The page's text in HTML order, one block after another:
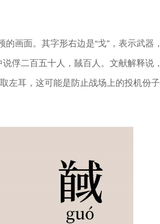
画面。其字形右边是“戈”，表示武器，
俘二百五十人，馘百人。文献解释说，
左耳，这可能是防止战场上的投机份子